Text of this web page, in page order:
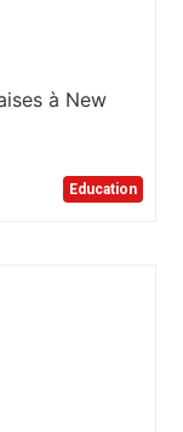
à New
Education